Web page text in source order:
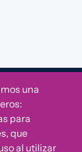
una
para
que
al utilizar